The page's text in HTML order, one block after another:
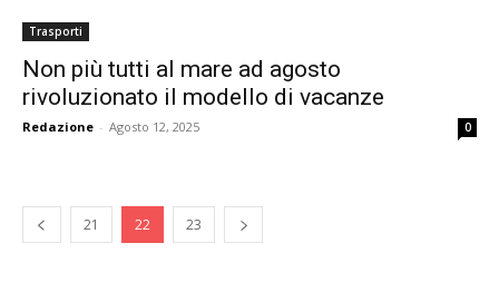
Trasporti
Non più tutti al mare ad agosto
rivoluzionato il modello di vacanze
Redazione - Agosto 12, 2025 0
21 22 23